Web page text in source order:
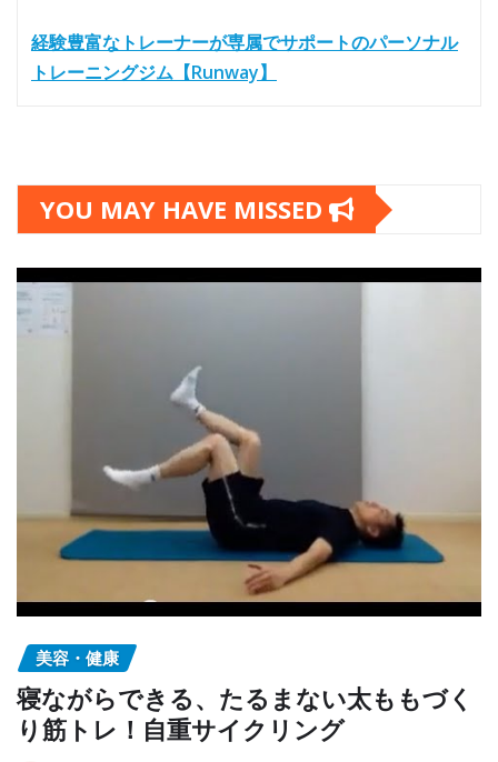
経験豊富なトレーナーが専属でサポートのパーソナル
トレーニングジム【Runway】
YOU MAY HAVE MISSED
美容・健康
寝ながらできる、たるまない太ももづく
り筋トレ！自重サイクリング